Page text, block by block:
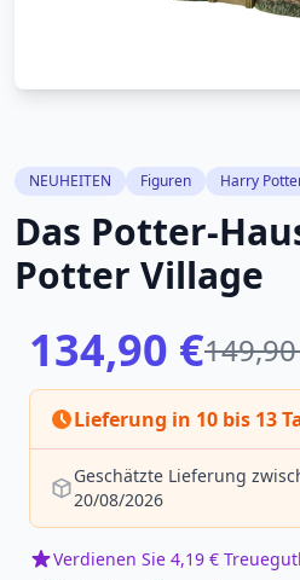
NEUHEITEN Figuren Harry
Das Potter-
Potter Village
134,90 €
Lieferung in 10 bis 13
Geschätzte Lieferung
20/08/2026
Verdienen Sie 4,19 €